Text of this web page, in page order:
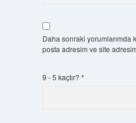
Daha sonraki yorumlarımda
posta adresim ve site
9 - 5 kaçtır? *